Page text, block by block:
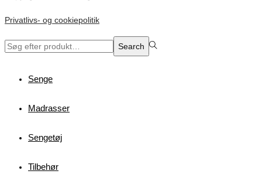
Privatlivs- og cookiepolitik
Search
Search
Senge
Madrasser
Sengetøj
Tilbehør